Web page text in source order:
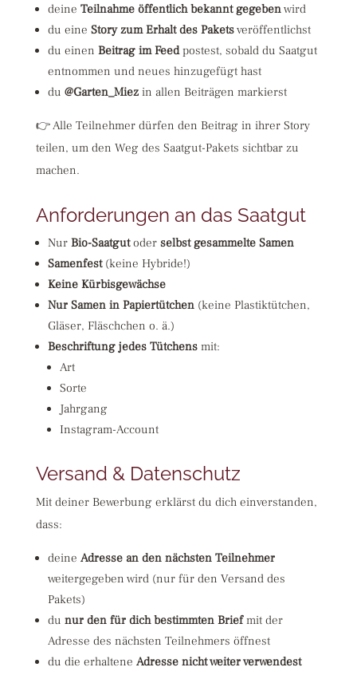
deine Teilnahme öffentlich bekannt gegebenwird
du eine Story zum Erhalt des Paketsveröffentlichst
du einen Beitrag im Feedpostest, sobald du Saatgut
entnommen und neues hinzugefügt hast
du @Garten_Miezin allen Beiträgen markierst
👉 Alle Teilnehmer dürfen den Beitrag in ihrer Story
teilen, um den Weg des Saatgut-Pakets sichtbar zu
machen.
Anforderungen an das Saatgut
Nur Bio-Saatgutoder selbst gesammelte Samen
Samenfest(keine Hybride!)
Keine Kürbisgewächse
Nur Samen in Papiertütchen(keine Plastiktütchen,
Gläser, Fläschchen o. ä.)
Beschriftung jedes Tütchensmit:
Art
Sorte
Jahrgang
Instagram-Account
Versand & Datenschutz
Mit deiner Bewerbung erklärst du dich einverstanden,
dass:
deine Adresse an den nächsten Teilnehmer
weitergegeben wird (nur für den Versand des
Pakets)
du nur den für dich bestimmten Briefmit der
Adresse des nächsten Teilnehmers öffnest
du die erhaltene Adresse nicht weiter verwendest